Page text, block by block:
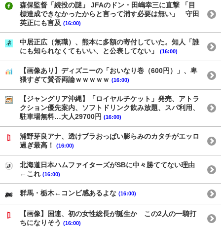
森保監督「続投の謎」 JFAのドン・田嶋幸三に直撃 「目
標達成できなかったからと言って消す必要は無い」 守田
英正にも言及 (16:00)
中居正広（無職）、熊本に多額の寄付していた。知人「誰
にも知られなくてもいい、と公表してない」
(16:00)
【画像あり】ディズニーの「おいなり巻（600円）」、卑
猥すぎて賛否両論ｗｗｗｗｗ (16:00)
【ジャングリア沖縄】「ロイヤルチケット」発売、アトラ
クション優先案内、ソフトドリンク飲み放題、スパ利用、
駐車場無料…大人29700円 (16:00)
浦野芽良アナ、透けブラおっぱい膨らみのカタチがエッロ
過ぎ最高！
(16:00)
北海道日本ハムファイターズがSBに中々勝ててない理由
←これ (16:00)
群馬・栃木←コンビ感あるよな (16:00)
【画像】国連、初の女性総長が誕生か この2人の一騎打
ちになりそう (16:00)